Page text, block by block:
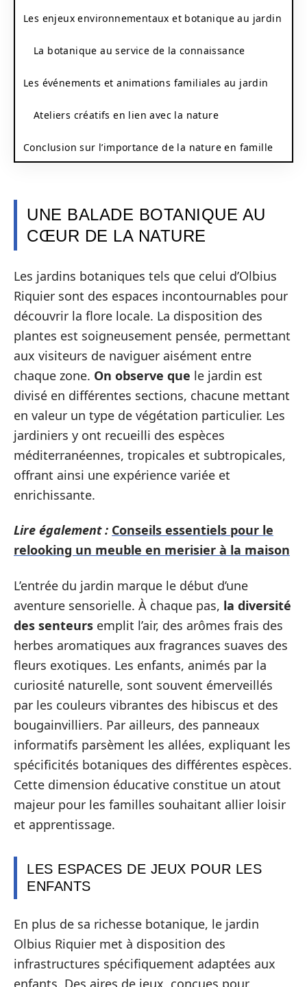
Les enjeux environnementaux et botanique au jardin
La botanique au service de la connaissance
Les événements et animations familiales au jardin
Ateliers créatifs en lien avec la nature
Conclusion sur l’importance de la nature en famille
UNE BALADE BOTANIQUE AU
CŒUR DE LA NATURE
Les jardins botaniques tels que celui d’Olbius
Riquier sont des espaces incontournables pour
découvrir la flore locale. La disposition des
plantes est soigneusement pensée, permettant
aux visiteurs de naviguer aisément entre
chaque zone. On observe que le jardin est
divisé en différentes sections, chacune mettant
en valeur un type de végétation particulier. Les
jardiniers y ont recueilli des espèces
méditerranéennes, tropicales et subtropicales,
offrant ainsi une expérience variée et
enrichissante.
Lire également : Conseils essentiels pour le
relooking un meuble en merisier à la maison
L’entrée du jardin marque le début d’une
aventure sensorielle. À chaque pas, la diversité
des senteurs emplit l’air, des arômes frais des
herbes aromatiques aux fragrances suaves des
fleurs exotiques. Les enfants, animés par la
curiosité naturelle, sont souvent émerveillés
par les couleurs vibrantes des hibiscus et des
bougainvilliers. Par ailleurs, des panneaux
informatifs parsèment les allées, expliquant les
spécificités botaniques des différentes espèces.
Cette dimension éducative constitue un atout
majeur pour les familles souhaitant allier loisir
et apprentissage.
LES ESPACES DE JEUX POUR LES
ENFANTS
En plus de sa richesse botanique, le jardin
Olbius Riquier met à disposition des
infrastructures spécifiquement adaptées aux
enfants. Des aires de jeux, conçues pour